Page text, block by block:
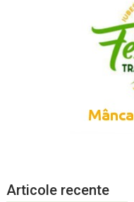
Articole recente